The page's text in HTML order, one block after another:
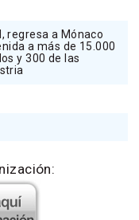
regresa a Mónaco
a más de 15.000
y 300 de las